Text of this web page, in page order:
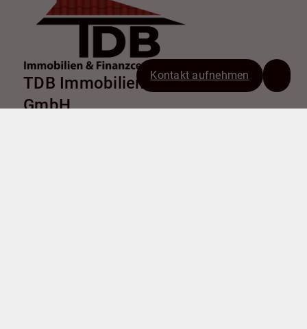
Kontakt aufnehmen
TDB Immobilien & Finanzcenter
GmbH